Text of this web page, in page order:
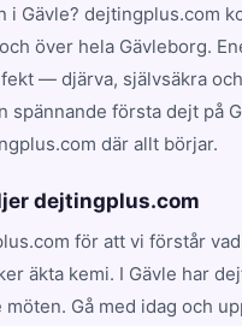
i Gävle? dejtingplus.com
över hela Gävleborg.
— djärva, självsäkra
spännande första dejt på
där allt börjar.
dejtingplus.com
för att vi förstår
äkta kemi. I Gävle har
Gå med idag och